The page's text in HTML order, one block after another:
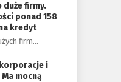
firmy.
ponad 158
kredyt
firm…
i
mocną